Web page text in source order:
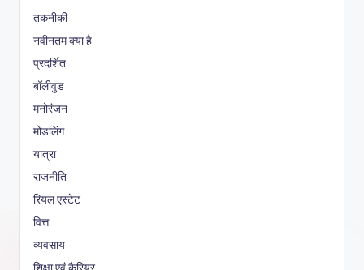
तकनीकी
नवीनतम क्या है
प्रदर्शित
बॉलीवुड
मनोरंजन
मोडलिंग
यात्रा
राजनीति
रियल एस्टेट
वित्त
व्यवसाय